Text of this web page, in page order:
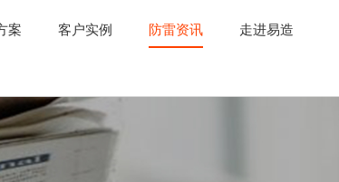
案 客户实例 防雷资讯 走进易造